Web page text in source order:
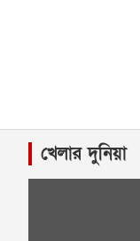
খেলার দুনিয়া